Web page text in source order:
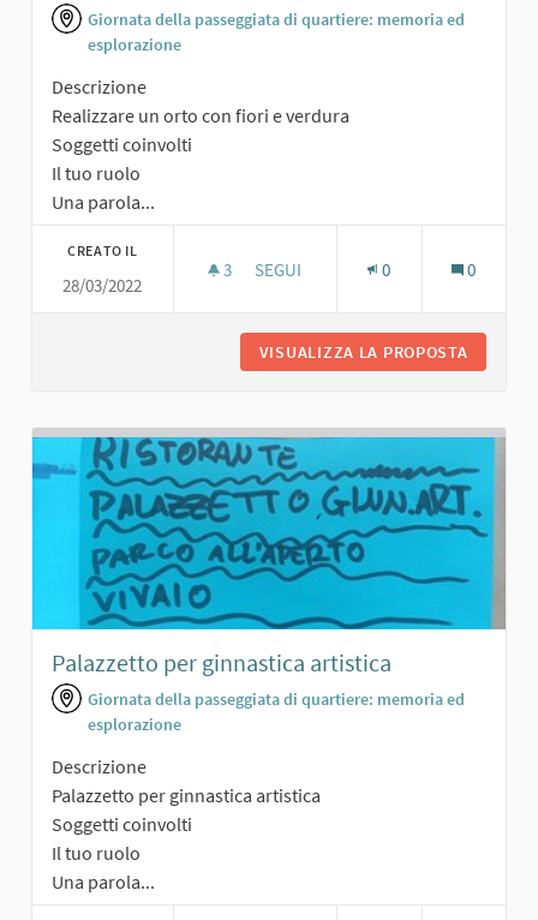
Giornata della passeggiata di quartiere: memoria ed
esplorazione
Descrizione
Realizzare un orto con fiori e verdura
Soggetti coinvolti
Il tuo ruolo
Una parola...
CREATO IL
28/03/2022
3 3 SOSTENITORI
SEGUI 0 0
VISUALIZZA LA PROPOSTA
Palazzetto per ginnastica artistica
Giornata della passeggiata di quartiere: memoria ed
esplorazione
Descrizione
Palazzetto per ginnastica artistica
Soggetti coinvolti
Il tuo ruolo
Una parola...